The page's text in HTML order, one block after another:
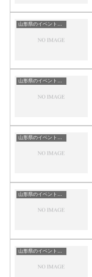
山形県のイベント会場一覧
山形県のイベント会場一覧
山形県のイベント会場一覧